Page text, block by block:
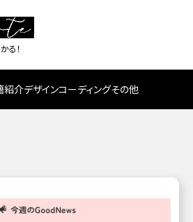
る！
紹介デザインコーディングその他